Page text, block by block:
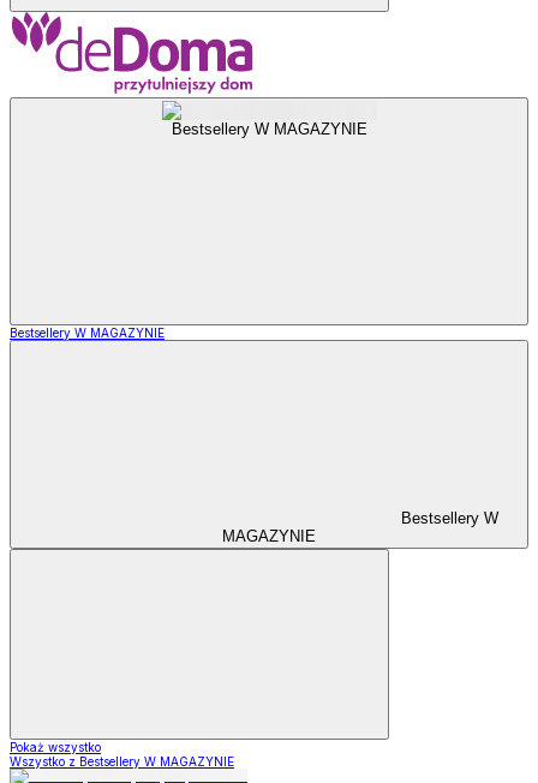
Bestsellery W MAGAZYNIE
Bestsellery W MAGAZYNIE
Bestsellery W
MAGAZYNIE
Pokaż wszystko
Wszystko z Bestsellery W MAGAZYNIE